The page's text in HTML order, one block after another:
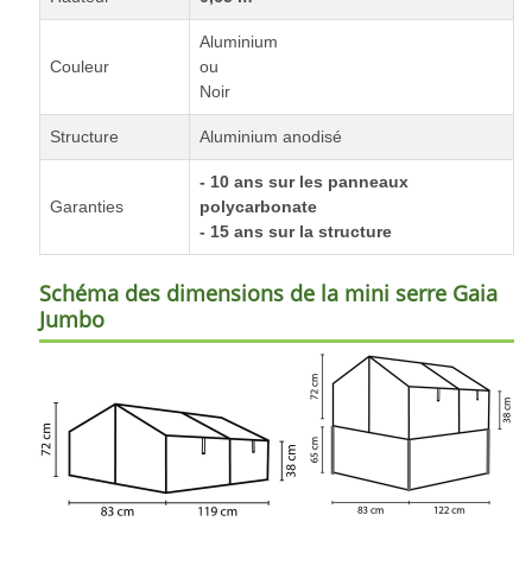
Couleur
Aluminium
ou
Noir
Structure Aluminium anodisé
Garanties
- 10 ans sur les panneaux
polycarbonate
- 15 ans sur la structure
Schéma des dimensions de la mini serre Gaia
Jumbo